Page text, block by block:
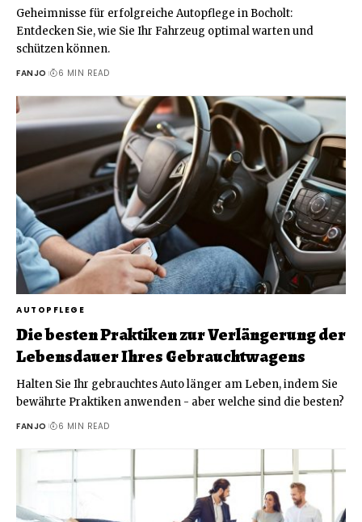
Geheimnisse für erfolgreiche Autopflege in Bocholt:
Entdecken Sie, wie Sie Ihr Fahrzeug optimal warten und
schützen können.
FANJO 6 MIN READ
AUTOPFLEGE
Die besten Praktiken zur Verlängerung der
Lebensdauer Ihres Gebrauchtwagens
Halten Sie Ihr gebrauchtes Auto länger am Leben, indem Sie
bewährte Praktiken anwenden - aber welche sind die besten?
FANJO 6 MIN READ